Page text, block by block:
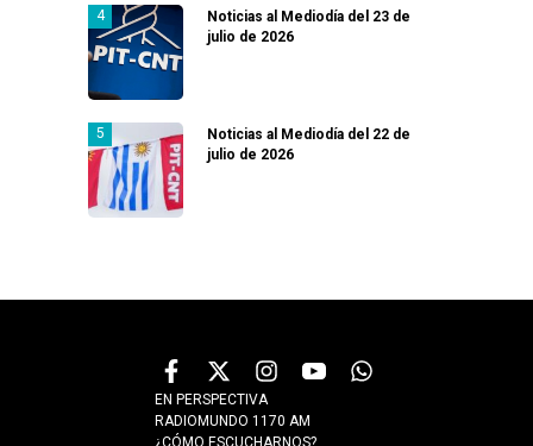
Noticias al Mediodía del 23 de
julio de 2026
Noticias al Mediodía del 22 de
julio de 2026
EN PERSPECTIVA
RADIOMUNDO 1170 AM
¿CÓMO ESCUCHARNOS?